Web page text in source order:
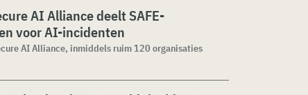
AI Alliance deelt SAFE-
voor AI-incidenten
AI Alliance, inmiddels ruim 120 organisaties